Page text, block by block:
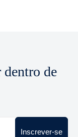
dentro de
Inscrever-se